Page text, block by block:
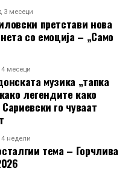
3 месеци
претстави нова
со емоција – „Само
4 месеци
музика „тапка
легендите како
го чуваат
4 недели
тема – Горчлива